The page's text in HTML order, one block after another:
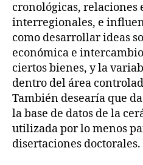
cronológicas, relaciones
interregionales, e
como desarrollar ideas
económica e
ciertos bienes, y la
dentro del área
También desearía que
la base de datos de la
utilizada por lo menos
disertaciones doctorales.